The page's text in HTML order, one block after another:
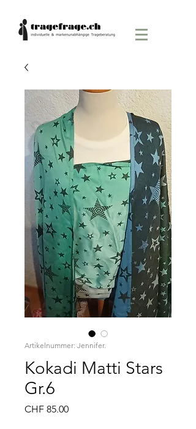
Artikelnummer: Jennifer.
Kokadi Matti Stars
Gr.6
CHF 85.00Preis